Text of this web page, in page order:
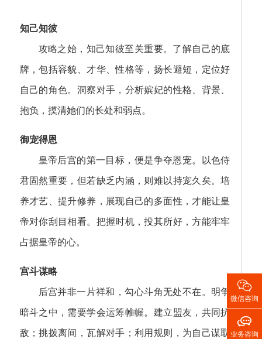
知己知彼
攻略之始，知己知彼至关重要。了解自己的底
牌，包括容貌、才华、性格等，扬长避短，定位好
自己的角色。洞察对手，分析嫔妃的性格、背景、
抱负，摸清她们的长处和弱点。
御宠得恩
皇帝后宫的第一目标，便是争夺恩宠。以色侍
君固然重要，但若缺乏内涵，则难以持宠久矣。培
养才艺、提升修养，展现自己的多面性，才能让皇
帝对你刮目相看。把握时机，投其所好，方能牢牢
占据皇帝的心。
宫斗谋略
后宫并非一片祥和，勾心斗角无处不在。明争
暗斗之中，需要学会运筹帷幄。建立盟友，共同抗
敌；挑拨离间，瓦解对手；利用规则，为自己谋取

微信咨询

业务咨询